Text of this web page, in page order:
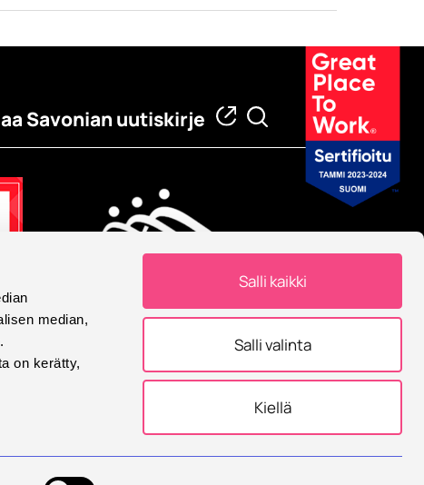
median,
on kerätty,
Salli kaikki
Salli valinta
Kiellä
Savonian uutiskirje
Eurooppalainen yliopisto
Eurooppalainen yliopisto -
allianssissa.